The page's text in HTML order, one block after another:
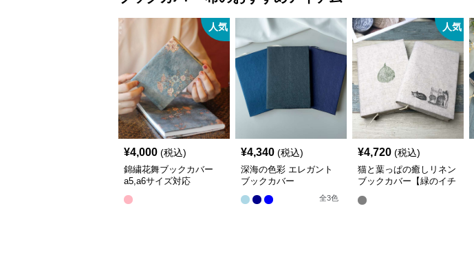
人気
¥4,000 (税込)
錦繍花舞ブックカバー
a5,a6サイズ対応
¥4,340 (税込)
深海の色彩 エレガント
ブックカバー
全3色
人気
¥4,720 (税込)
猫と葉っぱの癒しリネン
ブックカバー【緑のイチ